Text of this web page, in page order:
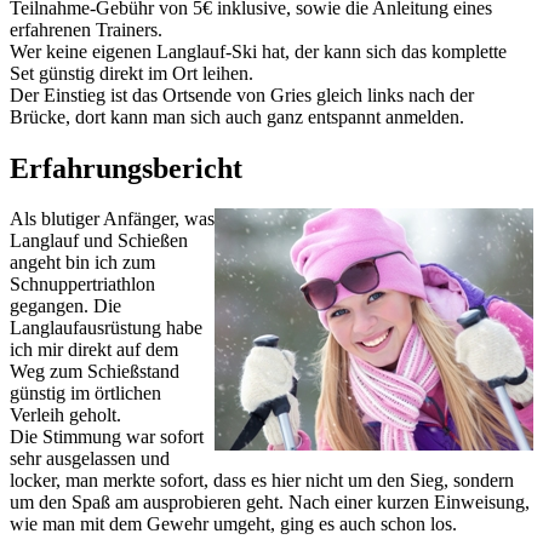
Teilnahme-Gebühr von 5€ inklusive, sowie die Anleitung eines
erfahrenen Trainers.
Wer keine eigenen Langlauf-Ski hat, der kann sich das komplette
Set günstig direkt im Ort leihen.
Der Einstieg ist das Ortsende von Gries gleich links nach der
Brücke, dort kann man sich auch ganz entspannt anmelden.
Erfahrungsbericht
Als blutiger Anfänger, was
Langlauf und Schießen
angeht bin ich zum
Schnuppertriathlon
gegangen. Die
Langlaufausrüstung habe
ich mir direkt auf dem
Weg zum Schießstand
günstig im örtlichen
Verleih geholt.
Die Stimmung war sofort
sehr ausgelassen und
locker, man merkte sofort, dass es hier nicht um den Sieg, sondern
um den Spaß am ausprobieren geht. Nach einer kurzen Einweisung,
wie man mit dem Gewehr umgeht, ging es auch schon los.